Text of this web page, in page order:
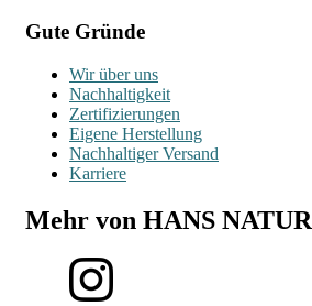
Gute Gründe
Wir über uns
Nachhaltigkeit
Zertifizierungen
Eigene Herstellung
Nachhaltiger Versand
Karriere
Mehr von HANS NATUR